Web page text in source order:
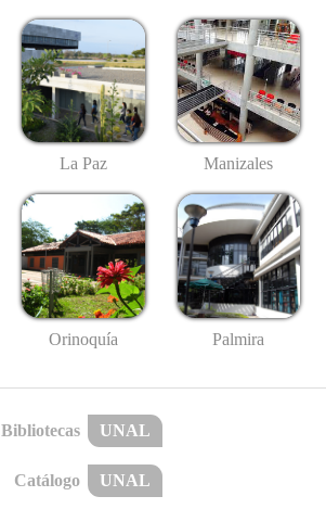
La Paz Manizales
Orinoquía Palmira
Bibliotecas UNAL
Catálogo UNAL